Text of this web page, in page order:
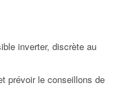
inverter, discrète au
prévoir le conseillons de